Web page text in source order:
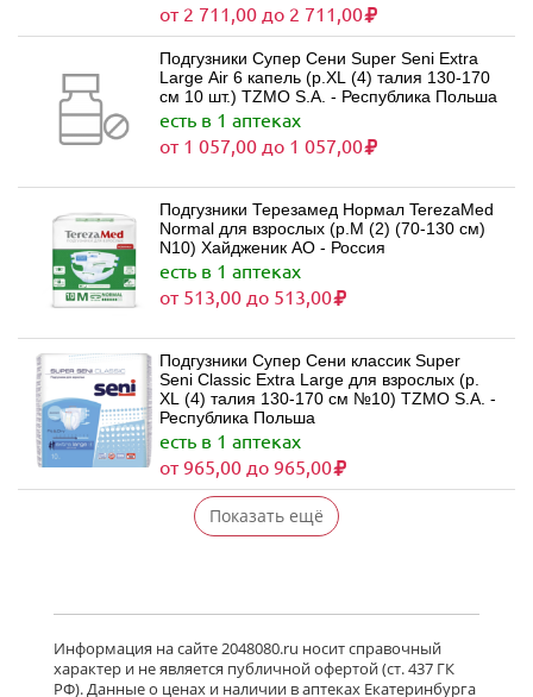
от 2 711,00 до 2 711,00
Подгузники Супер Сени Super Seni Extra
Large Air 6 капель (р.XL (4) талия 130-170
см 10 шт.) TZMO S.A. - Республика Польша
есть в 1 аптеках
от 1 057,00 до 1 057,00
Подгузники Терезамед Нормал TerezaMed
Normal для взрослых (р.M (2) (70-130 см)
N10) Хайдженик АО - Россия
есть в 1 аптеках
от 513,00 до 513,00
Подгузники Супер Сени классик Super
Seni Classic Extra Large для взрослых (р.
XL (4) талия 130-170 см №10) TZMO S.A. -
Республика Польша
есть в 1 аптеках
от 965,00 до 965,00
Показать ещё
Информация на сайте 2048080.ru носит справочный
характер и не является публичной офертой (ст. 437 ГК
РФ). Данные о ценах и наличии в аптеках Екатеринбурга